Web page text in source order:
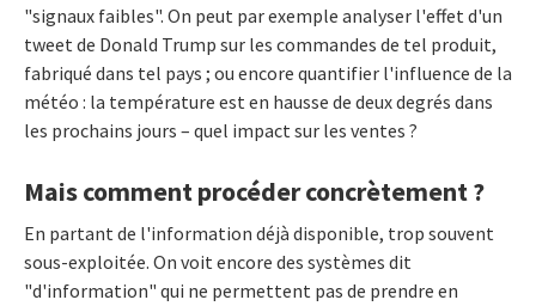
"signaux faibles". On peut par exemple analyser l'effet d'un
tweet de Donald Trump sur les commandes de tel produit,
fabriqué dans tel pays ; ou encore quantifier l'influence de la
météo : la température est en hausse de deux degrés dans
les prochains jours – quel impact sur les ventes ?
Mais comment procéder concrètement ?
En partant de l'information déjà disponible, trop souvent
sous-exploitée. On voit encore des systèmes dit
"d'information" qui ne permettent pas de prendre en